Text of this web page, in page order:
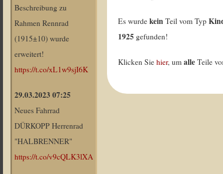
Beschreibung zu
Rahmen Rennrad
(1915±10) wurde
erweitert!
https://t.co/xL1w9sjI6K
29.03.2023 07:25
Neues Fahrrad
DÜRKOPP Herrenrad
"HALBRENNER"
https://t.co/v9cQLK3lXA
Es wurdekein Teil vom Typ
1925 gefunden!
Klicken Siehier, umalle Teile